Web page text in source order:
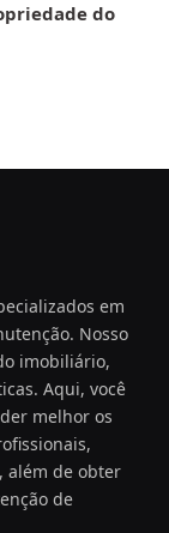
do
em
Nosso
imobiliário,
Aqui, você
melhor os
além de obter
de